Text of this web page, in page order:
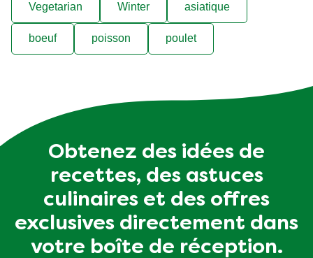
Vegetarian Winter asiatique
boeuf poisson poulet
Obtenez des idées de
recettes, des astuces
culinaires et des offres
exclusives directement dans
votre boîte de réception.